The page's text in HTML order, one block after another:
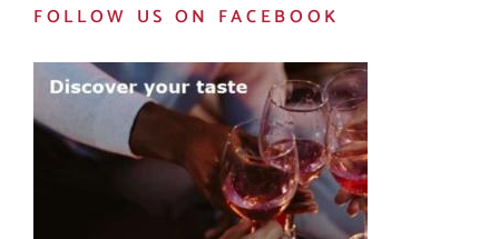
FOLLOW US ON FACEBOOK